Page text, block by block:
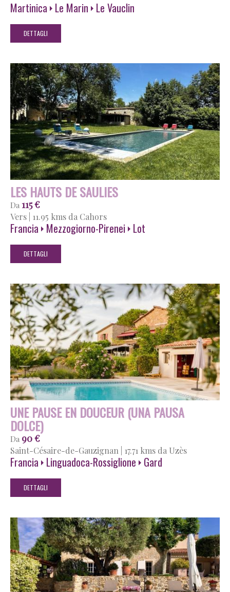
Martinica Le Marin Le Vauclin
DETTAGLI
LES HAUTS DE SAULIES
Da 115 €
Vers 11.95 kms da Cahors
Francia Mezzogiorno-Pirenei Lot
DETTAGLI
UNE PAUSE EN DOUCEUR (UNA PAUSA
DOLCE)
Da 90 €
Saint-Césaire-de-Gauzignan 17.71 kms da Uzès
Francia Linguadoca-Rossiglione Gard
DETTAGLI